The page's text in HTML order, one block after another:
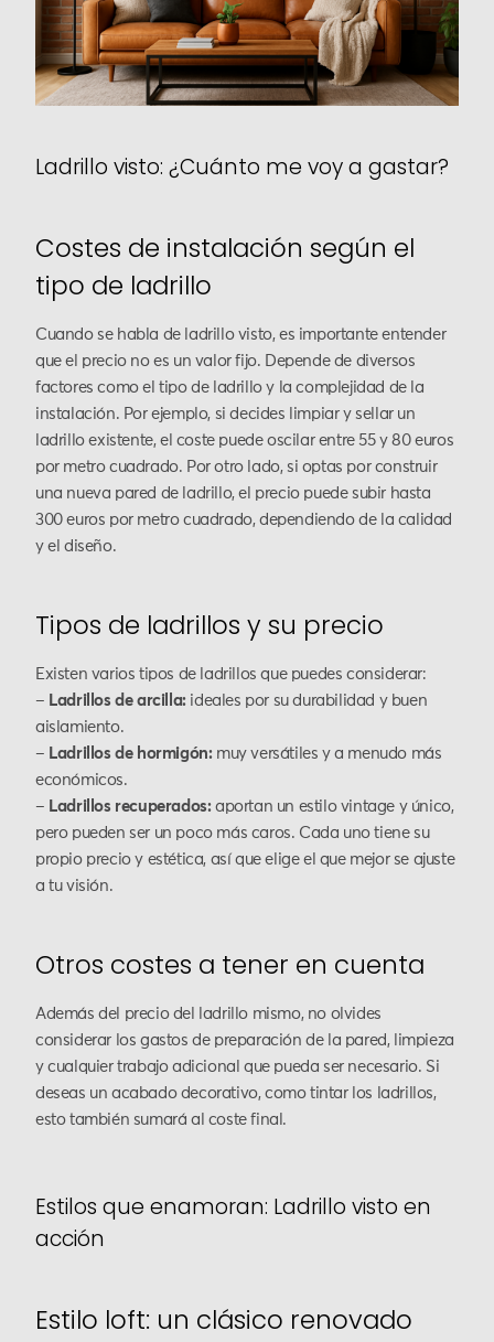
Ladrillo visto: ¿Cuánto me voy a gastar?
Costes de instalación según el
tipo de ladrillo
Cuando se habla de ladrillo visto, es importante entender
que el precio no es un valor fijo. Depende de diversos
factores como el tipo de ladrillo y la complejidad de la
instalación. Por ejemplo, si decides limpiar y sellar un
ladrillo existente, el coste puede oscilar entre 55 y 80 euros
por metro cuadrado. Por otro lado, si optas por construir
una nueva pared de ladrillo, el precio puede subir hasta
300 euros por metro cuadrado, dependiendo de la calidad
y el diseño.
Tipos de ladrillos y su precio
Existen varios tipos de ladrillos que puedes considerar:
– Ladrillos de arcilla:ideales por su durabilidad y buen
aislamiento.
– Ladrillos de hormigón:muy versátiles y a menudo más
económicos.
– Ladrillos recuperados:aportan un estilo vintage y único,
pero pueden ser un poco más caros. Cada uno tiene su
propio precio y estética, así que elige el que mejor se ajuste
a tu visión.
Otros costes a tener en cuenta
Además del precio del ladrillo mismo, no olvides
considerar los gastos de preparación de la pared, limpieza
y cualquier trabajo adicional que pueda ser necesario. Si
deseas un acabado decorativo, como tintar los ladrillos,
esto también sumará al coste final.
Estilos que enamoran: Ladrillo visto en
acción
Estilo loft: un clásico renovado